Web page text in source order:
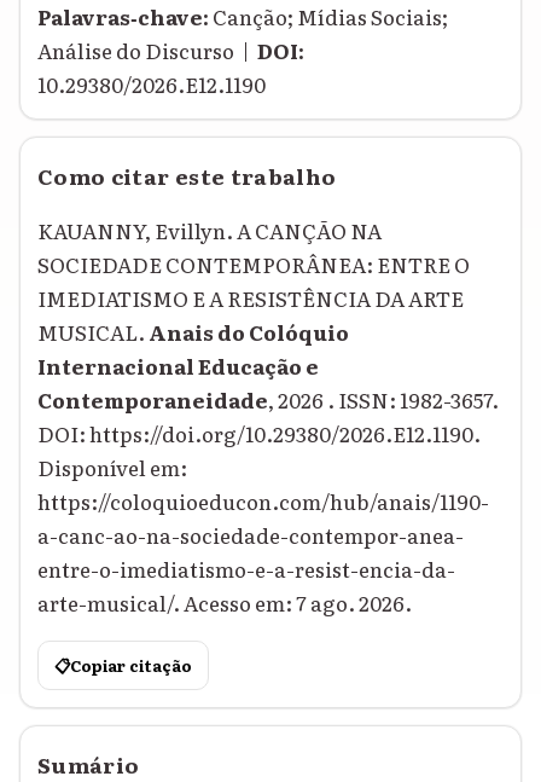
Palavras‑chave: Canção; Mídias Sociais;
Análise do Discurso | DOI:
10.29380/2026.E12.1190
Como citar este trabalho
KAUANNY, Evillyn. A CANÇÃO NA
SOCIEDADE CONTEMPORÂNEA: ENTRE O
IMEDIATISMO E A RESISTÊNCIA DA ARTE
MUSICAL. Anais do Colóquio
Internacional Educação e
Contemporaneidade, 2026 . ISSN: 1982-3657.
DOI: https://doi.org/10.29380/2026.E12.1190.
Disponível em:
https://coloquioeducon.com/hub/anais/1190-
a-canc-ao-na-sociedade-contempor-anea-
entre-o-imediatismo-e-a-resist-encia-da-
arte-musical/. Acesso em: 7 ago. 2026.
📋Copiar citação
Sumário